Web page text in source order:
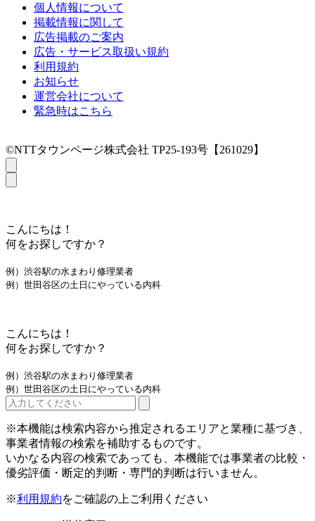
個人情報について
掲載情報に関して
広告掲載のご案内
広告・サービス取扱い規約
利用規約
お知らせ
運営会社について
緊急時はこちら
©NTTタウンページ株式会社 TP25-193号【261029】
こんにちは！
何をお探しですか？
例）渋谷駅の水まわり修理業者
例）世田谷区の土日にやっている内科
こんにちは！
何をお探しですか？
例）渋谷駅の水まわり修理業者
例）世田谷区の土日にやっている内科
※本機能は検索内容から推定されるエリアと業種に基づき、
事業者情報の検索を補助するものです。
いかなる内容の検索であっても、本機能では事業者の比較・
優劣評価・断定的判断・専門的判断は行いません。
※利用規約をご確認の上ご利用ください